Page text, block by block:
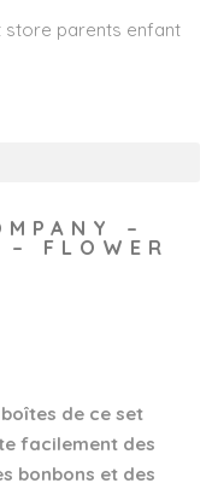
–
FLOWER
de ce set
facilement des
bonbons et des